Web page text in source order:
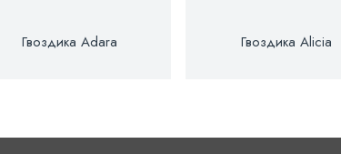
Гвоздика Adara Гвоздика Alicia